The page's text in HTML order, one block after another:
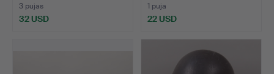
3 pujas
32 USD
1 puja
22 USD